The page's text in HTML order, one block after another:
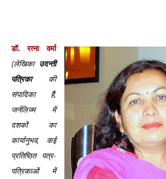
डॉ. रत्ना वर्मा
(लेखिका उदन्ती
पत्रिकाकी
संपादिका हैं,
जर्नलिज्म में
दशकों का
कार्यानुभव, कई
प्रतिष्ठित पत्र-
पत्रिकाओं में